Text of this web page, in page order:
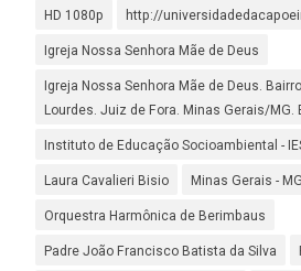
HD 1080p http://
Igreja Nossa Senhora Mãe de Deus
Igreja Nossa Senhora Mãe de Deus.
Lourdes. Juiz de Fora. Minas Gerais/MG.
Instituto de Educação Socioambiental -
Laura Cavalieri Bisio Minas Gerais - MG
Orquestra Harmônica de Berimbaus
Padre João Francisco Batista da Silva